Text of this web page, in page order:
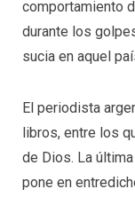
comportamiento
durante los
sucia en aquel
El periodista
libros, entre los
de Dios. La
pone en